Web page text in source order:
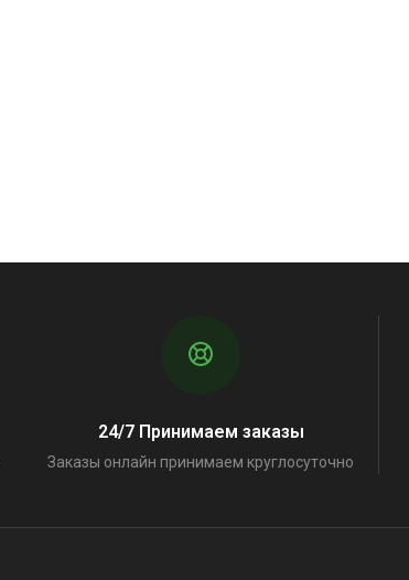
24/7 Принимаем заказы
Заказы онлайн принимаем круглосуточно